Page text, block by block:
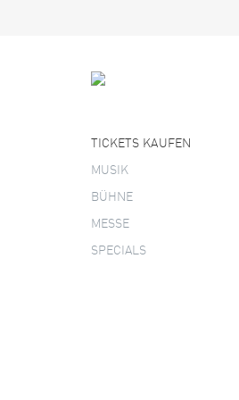
TICKETS KAUFEN
MUSIK
BÜHNE
MESSE
SPECIALS